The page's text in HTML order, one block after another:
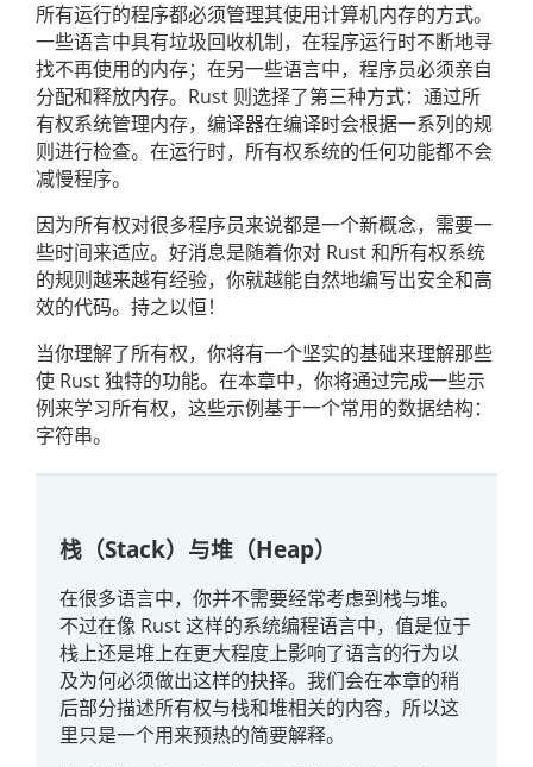
所有运行的程序都必须管理其使用计算机内存的方式。
一些语言中具有垃圾回收机制，在程序运行时不断地寻
找不再使用的内存；在另一些语言中，程序员必须亲自
分配和释放内存。Rust 则选择了第三种方式：通过所
有权系统管理内存，编译器在编译时会根据一系列的规
则进行检查。在运行时，所有权系统的任何功能都不会
减慢程序。
因为所有权对很多程序员来说都是一个新概念，需要一
些时间来适应。好消息是随着你对 Rust 和所有权系统
的规则越来越有经验，你就越能自然地编写出安全和高
效的代码。持之以恒！
当你理解了所有权，你将有一个坚实的基础来理解那些
使 Rust 独特的功能。在本章中，你将通过完成一些示
例来学习所有权，这些示例基于一个常用的数据结构：
字符串。
栈（Stack）与堆（Heap）
在很多语言中，你并不需要经常考虑到栈与堆。
不过在像 Rust 这样的系统编程语言中，值是位于
栈上还是堆上在更大程度上影响了语言的行为以
及为何必须做出这样的抉择。我们会在本章的稍
后部分描述所有权与栈和堆相关的内容，所以这
里只是一个用来预热的简要解释。